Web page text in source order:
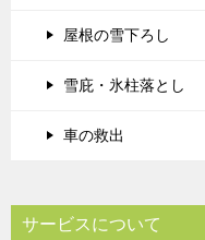
屋根の雪下ろし
雪庇・氷柱落とし
車の救出
サービスについて